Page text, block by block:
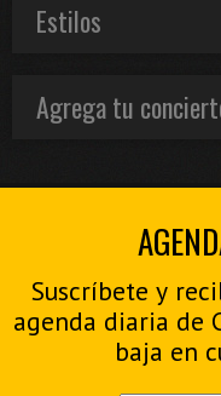
Estilos
Agrega tu
Suscríbete y
agenda diaria de
baja en